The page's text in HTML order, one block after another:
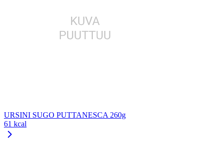
URSINI SUGO PUTTANESCA 260g
61 kcal